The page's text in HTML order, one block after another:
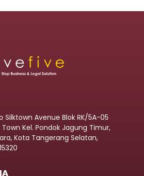
Silktown Avenue Blok RK/5A-05
Town Kel. Pondok Jagung Timur,
Kota Tangerang Selatan,